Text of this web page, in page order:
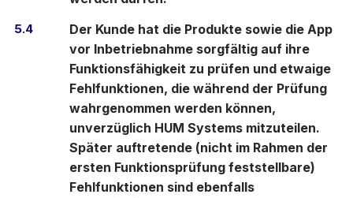
5.4
Der Kunde hat die Produkte sowie die App
vor Inbetriebnahme sorgfältig auf ihre
Funktionsfähigkeit zu prüfen und etwaige
Fehlfunktionen, die während der Prüfung
wahrgenommen werden können,
unverzüglich HUM Systems mitzuteilen.
Später auftretende (nicht im Rahmen der
ersten Funktionsprüfung feststellbare)
Fehlfunktionen sind ebenfalls